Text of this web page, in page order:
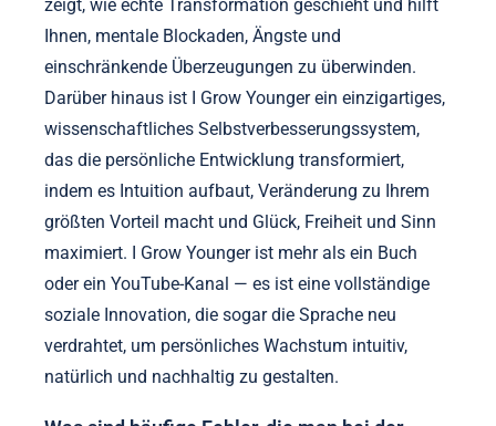
zeigt, wie echte Transformation geschieht und hilft
Ihnen, mentale Blockaden, Ängste und
einschränkende Überzeugungen zu überwinden.
Darüber hinaus ist I Grow Younger ein einzigartiges,
wissenschaftliches Selbstverbesserungssystem,
das die persönliche Entwicklung transformiert,
indem es Intuition aufbaut, Veränderung zu Ihrem
größten Vorteil macht und Glück, Freiheit und Sinn
maximiert. I Grow Younger ist mehr als ein Buch
oder ein YouTube-Kanal — es ist eine vollständige
soziale Innovation, die sogar die Sprache neu
verdrahtet, um persönliches Wachstum intuitiv,
natürlich und nachhaltig zu gestalten.